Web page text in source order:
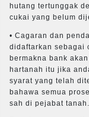
hutang tertunggak
cukai yang belum
• Cagaran dan
didaftarkan sebagai
bermakna bank
hartanah itu jika
syarat yang telah
bahawa semua
sah di pejabat tanah.